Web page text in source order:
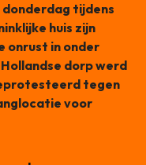
tijdens
huis zijn
onrust in onder
dorp werd
tegen
voor